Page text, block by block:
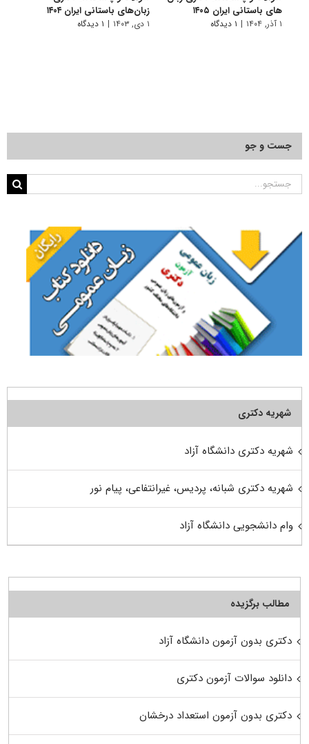
های باستانی ایران ۱۴۰۵
۱ آذر, ۱۴۰۴ | ۱ دیدگاه
زبان‌های باستانی ایران ۱۴۰۴
۱ دی, ۱۴۰۳ | ۱ دیدگاه
جست و جو
جستجو
شهریه دکتری
شهریه دکتری دانشگاه آزاد
شهریه دکتری شبانه، پردیس، غیرانتفاعی، پیام نور
وام دانشجویی دانشگاه آزاد
مطالب برگزیده
دکتری بدون آزمون دانشگاه آزاد
دانلود سوالات آزمون دکتری
دکتری بدون آزمون استعداد درخشان